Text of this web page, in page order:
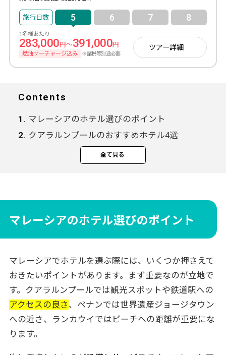
5 6 7 8
1名様あたり
283,000 円～391,000円
燃油サーチャージ込み ※諸税等別途必要
ツアー詳細
Contents
マレーシアのホテル選びのポイント
クアラルンプールのおすすめホテル4選
マンダリン オリエンタル クアラルンプー
グランド ハイアット クアラルンプール
イースタン アンド オリエンタル ホテル ク
イースタン アンド オリエンタル ホテル ペ
ナン
シャングリ・ラ ラサ サヤン ペナン
パークロイヤル ペナン リゾート
ランカウイのおすすめホテル3選
全て見る
マレーシアのホテル選びのポイント
マレーシアでホテルを選ぶ際には、いくつか押さえて
おきたいポイントがあります。まず重要なのが立地で
す。クアラルンプールでは観光スポットや鉄道駅への
アクセスの良さ 、ペナンでは世界遺産ジョージタウン
への近さ、ランカウイではビーチへの距離が重要にな
ります。